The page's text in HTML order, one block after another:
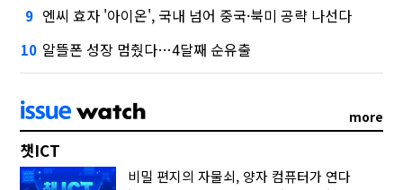
9 엔씨 효자 '아이온', 국내 넘어 중국·북미 공략 나선다
10 알뜰폰 성장 멈췄다…4달째 순유출
more
챗ICT
비밀 편지의 자물쇠, 양자 컴퓨터가 연다